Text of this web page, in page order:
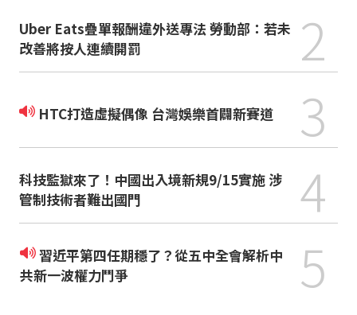
Uber Eats疊單報酬違外送專法 勞動部：若未
改善將按人連續開罰
2
HTC打造虛擬偶像 台灣娛樂首闢新賽道 3
科技監獄來了！中國出入境新規9/15實施 涉
管制技術者難出國門
4
習近平第四任期穩了？從五中全會解析中
共新一波權力鬥爭
5